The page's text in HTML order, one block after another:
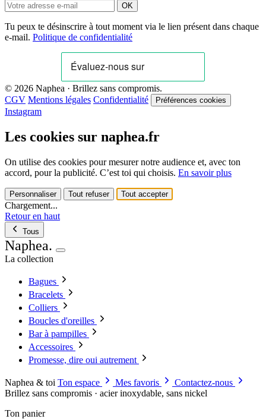
OK
Tu peux te désinscrire à tout moment via le lien présent dans chaque
e-mail. Politique de confidentialité
© 2026 Naphea · Brillez sans compromis.
CGV Mentions légales Confidentialité Préférences cookies
Instagram
Les cookies sur naphea.fr
On utilise des cookies pour mesurer notre audience et, avec ton
accord, pour la publicité. C’est toi qui choisis. En savoir plus
Personnaliser Tout refuser Tout accepter
Chargement...
Retour en haut
Tous
Naphea.
La collection
Bagues
Bracelets
Colliers
Boucles d'oreilles
Bar à pampilles
Accessoires
Promesse, dire oui autrement
Naphea & toi Ton espace Mes favoris
Contactez-nous
Brillez sans compromis · acier inoxydable, sans nickel
Ton panier